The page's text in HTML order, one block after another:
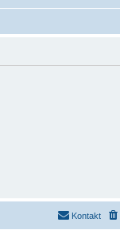
Kontakt